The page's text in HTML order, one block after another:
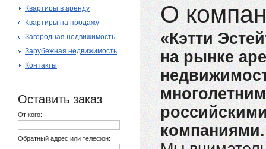
Квартиры в аренду
Квартиры на продажу
Загородная недвижимость
Зарубежная недвижимость
Контакты
Оставить заказ
От кого:
Обратный адрес или телефон:
О
«Кэтти
на рынке